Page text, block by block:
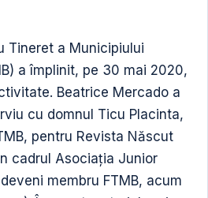
Tineret a Municipiului
a împlinit, pe 30 mai 2020,
Beatrice Mercado a
cu domnul Ticu Placinta,
pentru Revista Născut
cadrul Asociația Junior
membru FTMB, acum